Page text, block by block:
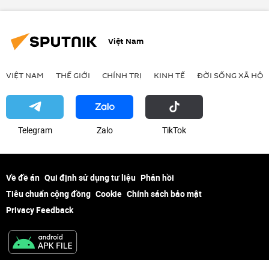
hộ chiếu
Thế giới
Việt Nam
VIỆT NAM THẾ GIỚI CHÍNH TRỊ KINH TẾ ĐỜI SỐNG XÃ HỘI
Telegram Zalo ТikТоk
Về đề án Qui định sử dụng tư liệu Phản hồi
Tiêu chuẩn cộng đồng Cookie Chính sách bảo mật
Privacy Feedback